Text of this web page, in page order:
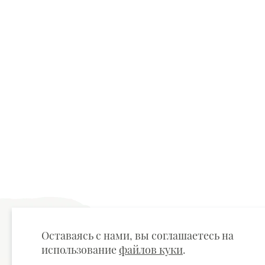
Оставаясь с нами, вы соглашаетесь на
использование файлов куки.